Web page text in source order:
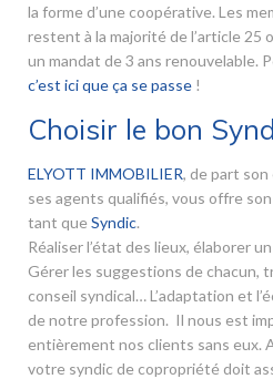
la forme d’une coopérative. Les
restent à la majorité de l’article 25
un mandat de 3 ans renouvelable.
c’est ici que ça se passe !
Choisir le bon
ELYOTT IMMOBILIER, de part
ses agents qualifiés, vous offre
tant que Syndic.
Réaliser l’état des lieux, élaborer
Gérer les suggestions de chacun,
conseil syndical… L’adaptation et
de notre profession. Il nous est
entièrement nos clients sans eux.
votre syndic de copropriété doit